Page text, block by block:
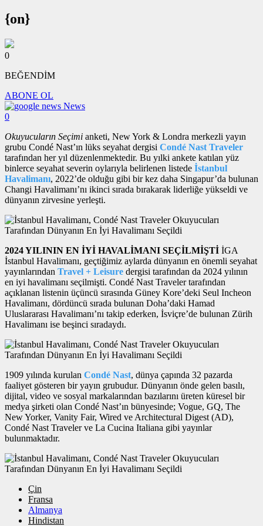
{on}
0
BEĞENDİM
ABONE OL
News
0
Okuyucuların Seçimi anketi, New York & Londra merkezli yayın
grubu Condé Nast’ın lüks seyahat dergisi Condé Nast Traveler
tarafından her yıl düzenlenmektedir. Bu yılki ankete katılan yüz
binlerce seyahat severin oylarıyla belirlenen listede İstanbul
Havalimanı, 2022’de olduğu gibi bir kez daha Singapur’da bulunan
Changi Havalimanı’nı ikinci sırada bırakarak liderliğe yükseldi ve
dünyanın zirvesine yerleşti.
2024 YILININ EN İYİ HAVALİMANI SEÇİLMİŞTİ İGA
İstanbul Havalimanı, geçtiğimiz aylarda dünyanın en önemli seyahat
yayınlarından Travel + Leisure dergisi tarafından da 2024 yılının
en iyi havalimanı seçilmişti. Condé Nast Traveler tarafından
açıklanan listenin üçüncü sırasında Güney Kore’deki Seul Incheon
Havalimanı, dördüncü sırada bulunan Doha’daki Hamad
Uluslararası Havalimanı’nı takip ederken, İsviçre’de bulunan Zürih
Havalimanı ise beşinci sıradaydı.
1909 yılında kurulan Condé Nast, dünya çapında 32 pazarda
faaliyet gösteren bir yayın grubudur. Dünyanın önde gelen basılı,
dijital, video ve sosyal markalarından bazılarını üreten küresel bir
medya şirketi olan Condé Nast’ın bünyesinde; Vogue, GQ, The
New Yorker, Vanity Fair, Wired ve Architectural Digest (AD),
Condé Nast Traveler ve La Cucina Italiana gibi yayınlar
bulunmaktadır.
Çin
Fransa
Almanya
Hindistan